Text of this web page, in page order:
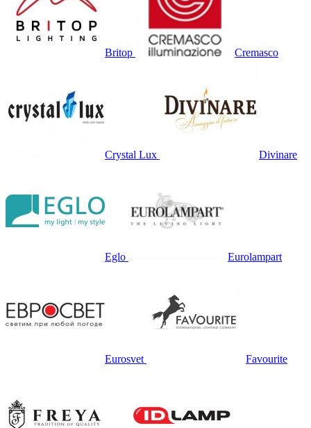
Britop Cremasco
Crystal Lux Divinare
Eglo Eurolampart
Eurosvet Favourite